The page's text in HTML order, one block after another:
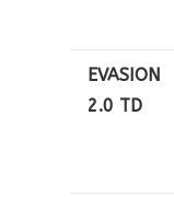
EVASION
2.0 TD